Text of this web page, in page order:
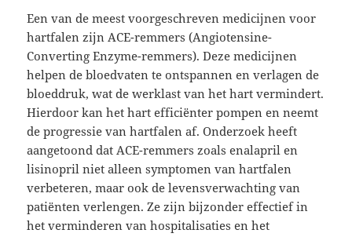
Een van de meest voorgeschreven medicijnen voor
hartfalen zijn ACE-remmers (Angiotensine-
Converting Enzyme-remmers). Deze medicijnen
helpen de bloedvaten te ontspannen en verlagen de
bloeddruk, wat de werklast van het hart vermindert.
Hierdoor kan het hart efficiënter pompen en neemt
de progressie van hartfalen af. Onderzoek heeft
aangetoond dat ACE-remmers zoals enalapril en
lisinopril niet alleen symptomen van hartfalen
verbeteren, maar ook de levensverwachting van
patiënten verlengen. Ze zijn bijzonder effectief in
het verminderen van hospitalisaties en het